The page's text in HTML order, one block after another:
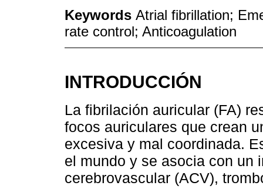
Keywords Atrial fibrillation;
rate control; Anticoagulation
INTRODUCCIÓN
La fibrilación auricular (FA)
focos auriculares que crean
excesiva y mal coordinada.
el mundo y se asocia con un
cerebrovascular (ACV),